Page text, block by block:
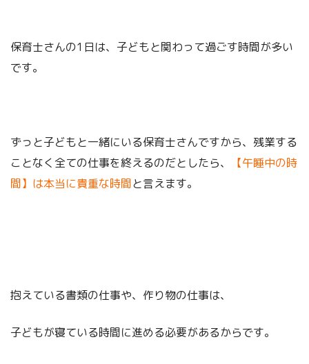
保育士さんの1日は、子どもと関わって過ごす時間が多い
です。
ずっと子どもと一緒にいる保育士さんですから、残業する
ことなく全ての仕事を終えるのだとしたら、
【午睡中の時
間】は本当に貴重な時間と言えます。
抱えている書類の仕事や、作り物の仕事は、
子どもが寝ている時間に進める必要があるからです。